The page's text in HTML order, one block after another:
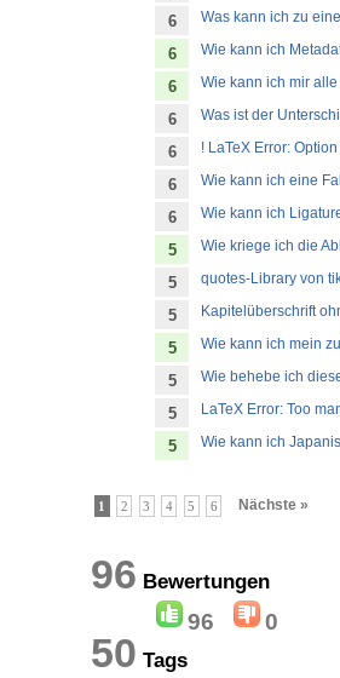
6 Was kann ich zu
6 Wie kann ich
6 Wie kann ich mir
6 Was ist der
6 ! LaTeX Error:
6 Wie kann ich eine
6 Wie kann ich
5 Wie kriege ich die
5 quotes-Library von
5 Kapitelüberschrift
5 Wie kann ich mein
5 Wie behebe ich
5 LaTeX Error: Too
5 Wie kann ich
1 2 3 4 5 6 Nächste »
96
96 0
50 Tags